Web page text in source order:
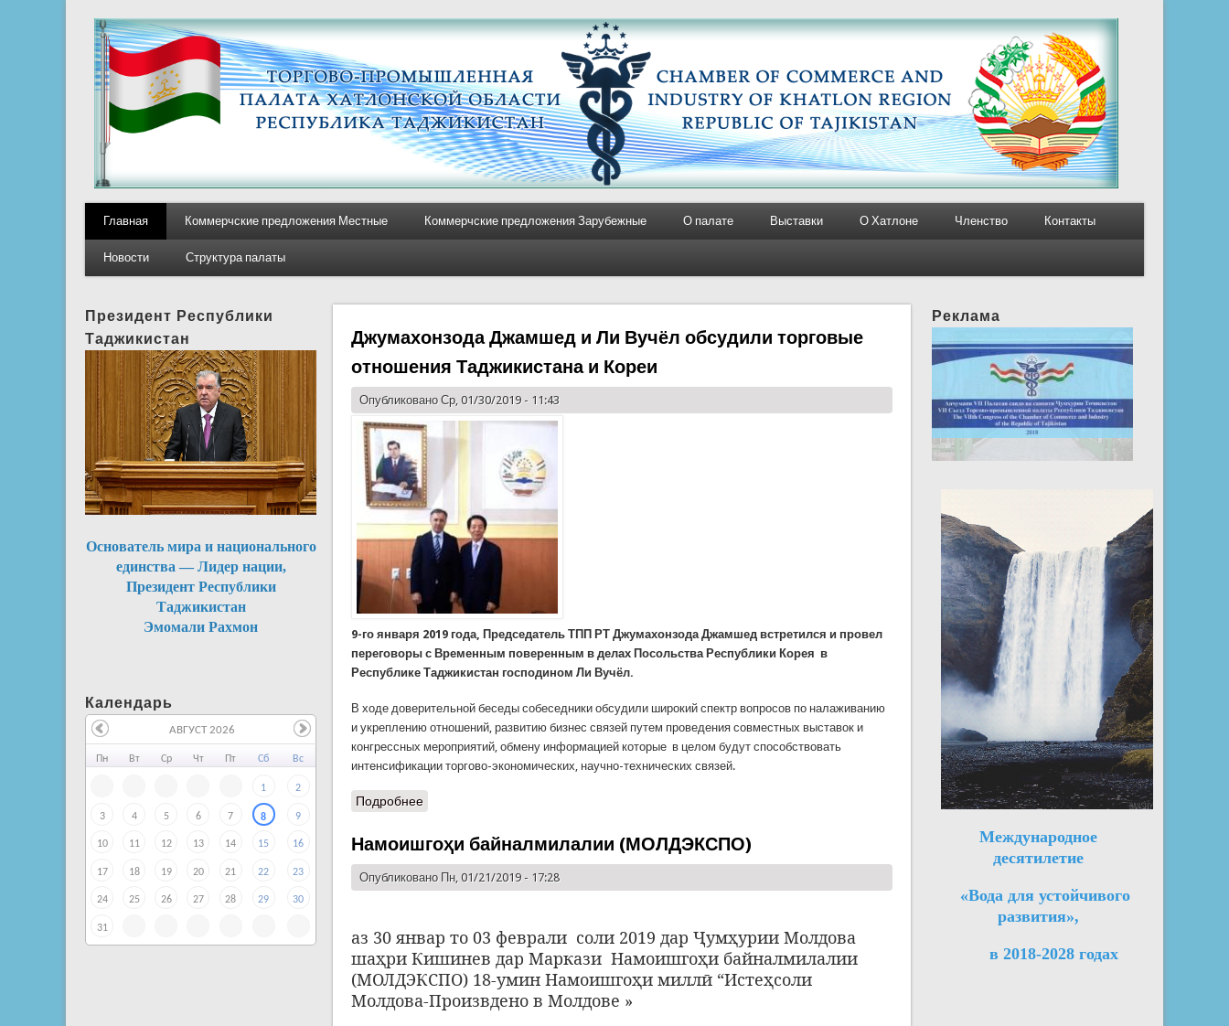
Главная Коммерчские предложения Местные Коммерчские предложения Зарубежные О палате Выставки О Хатлоне Членство Контакты
Новости Структура палаты
Джумахонзода Джамшед и Ли Вучёл обсудили торговые
отношения Таджикистана и Кореи
Опубликовано Ср, 01/30/2019 - 11:43
9-го января 2019 года, Председатель ТПП РТ Джумахонзода Джамшед встретился и провел
переговоры с Временным поверенным в делах Посольства Республики Корея в
Республике Таджикистан господином Ли Вучёл.
В ходе доверительной беседы собеседники обсудили широкий спектр вопросов по налаживанию
и укреплению отношений, развитию бизнес связей путем проведения совместных выставок и
конгрессных мероприятий, обмену информацией которые в целом будут способствовать
интенсификации торгово-экономических, научно-технических связей.
Подробнее
Намоишгоҳи байналмилалии (МОЛДЭКСПО)
Опубликовано Пн, 01/21/2019 - 17:28
аз 30 январ то 03 феврали соли 2019 дар Ҷумҳурии Молдова
шаҳри Кишинев дар Маркази Намоишгоҳи байналмилалии
(МОЛДЭКСПО) 18-умин Намоишгоҳи миллӣ “Истеҳсоли
Молдова-Произвдено в Молдове »
Президент Республики
Таджикистан
Основатель мира и национального
единства — Лидер нации,
Президент Республики
Таджикистан
Эмомали Рахмон
Календарь
Пн Вт Ср Чт Пт Сб Вс
1 2
3 4 5 6 7 8 9
10 11 12 13 14 15 16
17 18 19 20 21 22 23
24 25 26 27 28 29 30
31
АВГУСТ 2026
Реклама
Международное
десятилетие
«Вода для устойчивого
развития»,
в 2018-2028 годах